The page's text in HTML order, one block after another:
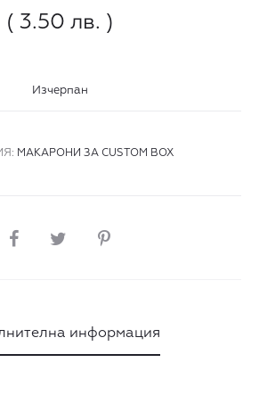
( 3.50 лв. )
Изчерпан
МАКАРОНИ ЗА CUSTOM BOX
СПОДЕЛИ
информация